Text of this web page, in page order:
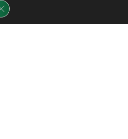
Close GDPR Cookie Banner